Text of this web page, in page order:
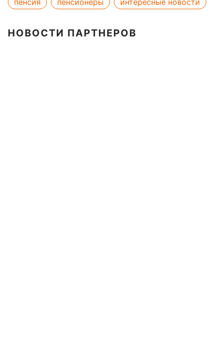
пенсия пенсионеры интересные новости
НОВОСТИ ПАРТНЕРОВ